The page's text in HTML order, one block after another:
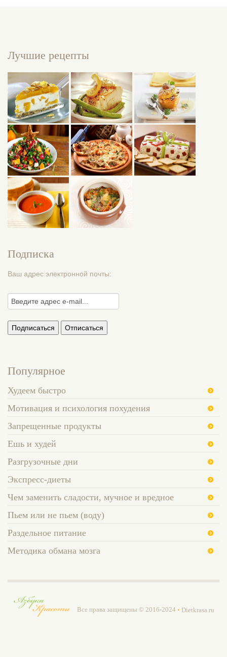
Лучшие рецепты
Подписка
Ваш адрес электронной почты:
Популярное
Худеем быстро
Мотивация и психология похудения
Запрещенные продукты
Ешь и худей
Разгрузочные дни
Экспресс-диеты
Чем заменить сладости, мучное и вредное
Пьем или не пьем (воду)
Раздельное питание
Методика обмана мозга
Все права защищены © 2016-2024 • Dietkrasa.ru